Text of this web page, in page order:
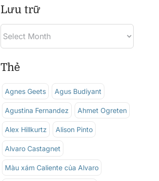
Lưu trữ
Thẻ
Agnes Geets Agus Budiyant
Agustina Fernandez Ahmet Ogreten
Alex Hillkurtz Alison Pinto
Alvaro Castagnet
Màu xám Caliente của Alvaro